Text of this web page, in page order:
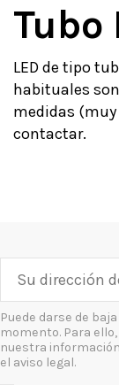
Tubo
LED de tipo
habituales
medidas
contactar.
Puede darse de
momento. Para
nuestra
el aviso legal.